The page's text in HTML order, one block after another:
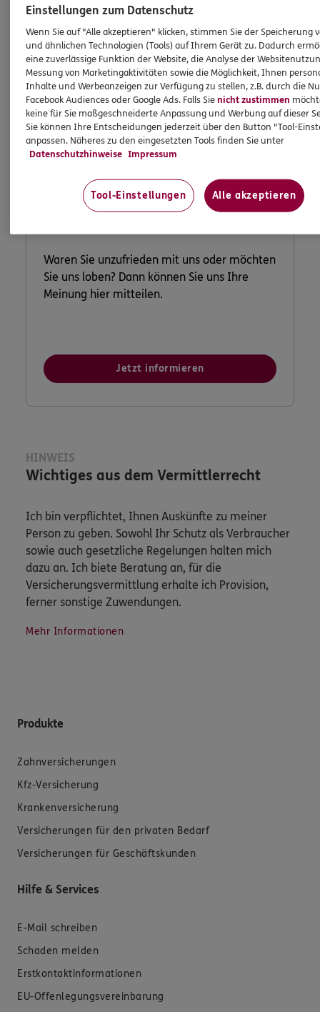
Beschwerde
Waren Sie unzufrieden mit uns oder möchten
Sie uns loben? Dann können Sie uns Ihre
Meinung hier mitteilen.
Jetzt informieren
HINWEIS
Wichtiges aus dem Vermittlerrecht
Ich bin verpflichtet, Ihnen Auskünfte zu meiner
Person zu geben. Sowohl Ihr Schutz als Verbraucher
sowie auch gesetzliche Regelungen halten mich
dazu an. Ich biete Beratung an, für die
Versicherungsvermittlung erhalte ich Provision,
ferner sonstige Zuwendungen.
Mehr Informationen
Produkte
Zahnversicherungen
Kfz-Versicherung
Krankenversicherung
Versicherungen für den privaten Bedarf
Versicherungen für Geschäftskunden
Hilfe & Services
E-Mail schreiben
Schaden melden
Erstkontaktinformationen
EU-Offenlegungsvereinbarung
Einstellungen zum Datenschutz
Wenn Sie auf "Alle akzeptieren" klicken, stimmen Sie der Speicherung
und ähnlichen Technologien (Tools) auf Ihrem Gerät zu. Dadurch
eine zuverlässige Funktion der Website, die Analyse der
Messung von Marketingaktivitäten sowie die Möglichkeit, Ihnen
Inhalte und Werbeanzeigen zur Verfügung zu stellen, z.B. durch die
Facebook Audiences oder Google Ads. Falls Sienicht zustimmen
keine für Sie maßgeschneiderte Anpassung und Werbung auf dieser
Sie können Ihre Entscheidungen jederzeit über den Button "Tool-
anpassen. Näheres zu den eingesetzten Tools finden Sie unter
Datenschutzhinweise Impressum
Tool-Einstellungen Alle akzeptieren